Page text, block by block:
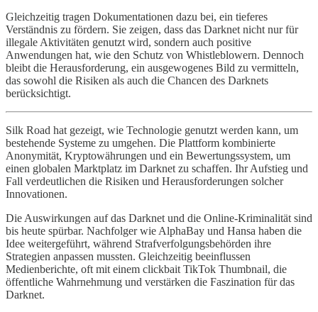
Gleichzeitig tragen Dokumentationen dazu bei, ein tieferes
Verständnis zu fördern. Sie zeigen, dass das Darknet nicht nur für
illegale Aktivitäten genutzt wird, sondern auch positive
Anwendungen hat, wie den Schutz von Whistleblowern. Dennoch
bleibt die Herausforderung, ein ausgewogenes Bild zu vermitteln,
das sowohl die Risiken als auch die Chancen des Darknets
berücksichtigt.
Silk Road hat gezeigt, wie Technologie genutzt werden kann, um
bestehende Systeme zu umgehen. Die Plattform kombinierte
Anonymität, Kryptowährungen und ein Bewertungssystem, um
einen globalen Marktplatz im Darknet zu schaffen. Ihr Aufstieg und
Fall verdeutlichen die Risiken und Herausforderungen solcher
Innovationen.
Die Auswirkungen auf das Darknet und die Online-Kriminalität sind
bis heute spürbar. Nachfolger wie AlphaBay und Hansa haben die
Idee weitergeführt, während Strafverfolgungsbehörden ihre
Strategien anpassen mussten. Gleichzeitig beeinflussen
Medienberichte, oft mit einem clickbait TikTok Thumbnail, die
öffentliche Wahrnehmung und verstärken die Faszination für das
Darknet.